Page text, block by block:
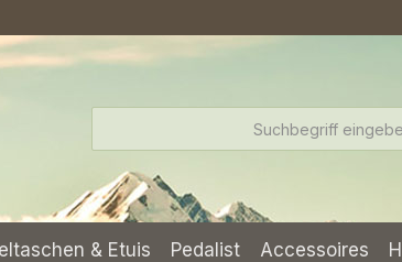
& Etuis Pedalist Accessoires